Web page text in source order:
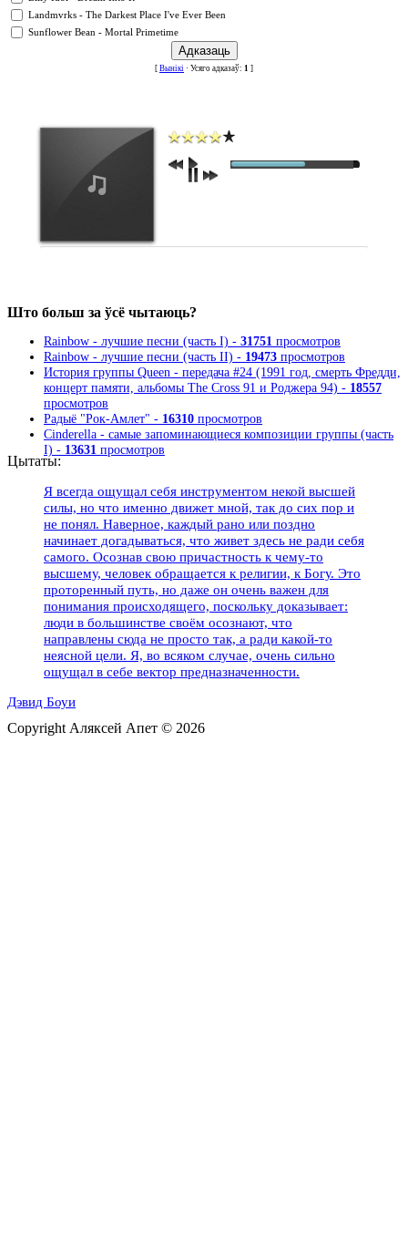
Landmvrks - The Darkest Place I've Ever Been
Sunflower Bean - Mortal Primetime
[ Вынікі · Усяго адказаў: 1 ]
Што больш за ўсё чытаюць?
Rainbow - лучшие песни (часть I) - 31751 просмотров
Rainbow - лучшие песни (часть II) - 19473 просмотров
История группы Queen - передача #24 (1991 год, смерть Фредди,
концерт памяти, альбомы The Cross 91 и Роджера 94) - 18557
просмотров
Радыё "Рок-Амлет" - 16310 просмотров
Cinderella - самые запоминающиеся композиции группы (часть
I) - 13631 просмотров
Цытаты:
Я всегда ощущал себя инструментом некой высшей
силы, но что именно движет мной, так до сих пор и
не понял. Наверное, каждый рано или поздно
начинает догадываться, что живет здесь не ради себя
самого. Осознав свою причастность к чему-то
высшему, человек обращается к религии, к Богу. Это
проторенный путь, но даже он очень важен для
понимания происходящего, поскольку доказывает:
люди в большинстве своём осознают, что
направлены сюда не просто так, а ради какой-то
неясной цели. Я, во всяком случае, очень сильно
ощущал в себе вектор предназначенности.
Дэвид Боуи
Copyright Аляксей Апет © 2026